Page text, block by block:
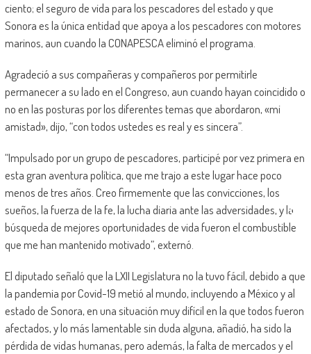
ciento; el seguro de vida para los pescadores del estado y que
Sonora es la única entidad que apoya a los pescadores con motores
marinos, aun cuando la CONAPESCA eliminó el programa.
Agradeció a sus compañeras y compañeros por permitirle
permanecer a su lado en el Congreso, aun cuando hayan coincidido o
no en las posturas por los diferentes temas que abordaron, «mi
amistad», dijo, “con todos ustedes es real y es sincera”.
“Impulsado por un grupo de pescadores, participé por vez primera en
esta gran aventura política, que me trajo a este lugar hace poco
menos de tres años. Creo firmemente que las convicciones, los
sueños, la fuerza de la fe, la lucha diaria ante las adversidades, y la
búsqueda de mejores oportunidades de vida fueron el combustible
que me han mantenido motivado”, externó.
El diputado señaló que la LXII Legislatura no la tuvo fácil, debido a que
la pandemia por Covid-19 metió al mundo, incluyendo a México y al
estado de Sonora, en una situación muy difícil en la que todos fueron
afectados, y lo más lamentable sin duda alguna, añadió, ha sido la
pérdida de vidas humanas, pero además, la falta de mercados y el